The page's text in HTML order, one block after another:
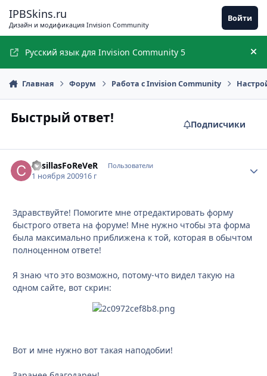
IPBSkins.ru
Дизайн и модификация Invision Community
Войти
Русский язык для Invision Community 5
Главная Форум Работа с Invision Community
Быстрый ответ! Подписчики
CasillasFoReVeR Пользователи
1 ноября 200916 г
Здравствуйте! Помогите мне отредактировать форму
быстрого ответа на форуме! Мне нужно чтобы эта форма
была максимально приближена к той, которая в обычтом
полноценном ответе!
Я знаю что это возможно, потому-что видел такую на
одном сайте, вот скрин:
Вот и мне нужно вот такая наподобии!